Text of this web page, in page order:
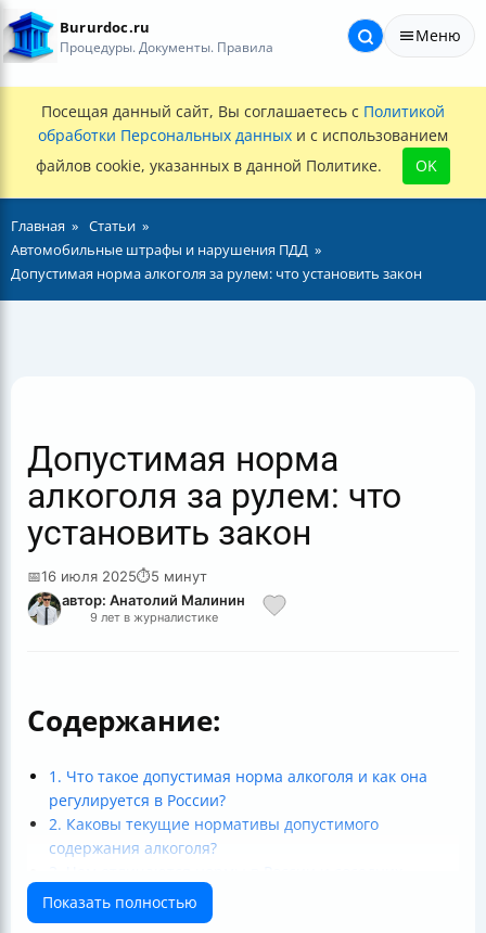
Bururdoc.ru
Процедуры. Документы. Правила
Меню
Посещая данный сайт, Вы соглашаетесь с Политикой
обработки Персональных данных и с использованием
файлов cookie, указанных в данной Политике.
OK
Главная
Статьи
Автомобильные штрафы и нарушения ПДД
Допустимая норма алкоголя за рулем: что установить закон
Допустимая норма
алкоголя за рулем: что
установить закон
📅16 июля 2025⏱5 минут
автор: Анатолий Малинин
9 лет в журналистике
Содержание:
1. Что такое допустимая норма алкоголя и как она
регулируется в России?
2. Каковы текущие нормативы допустимого
содержания алкоголя?
странах?
4. Как проводится проверка и измерение уровня
Показать полностью